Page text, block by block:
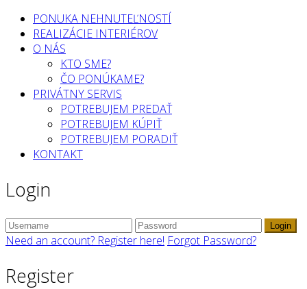
PONUKA NEHNUTEĽNOSTÍ
REALIZÁCIE INTERIÉROV
O NÁS
KTO SME?
ČO PONÚKAME?
PRIVÁTNY SERVIS
POTREBUJEM PREDAŤ
POTREBUJEM KÚPIŤ
POTREBUJEM PORADIŤ
KONTAKT
Login
Login
Need an account? Register here! Forgot Password?
Register